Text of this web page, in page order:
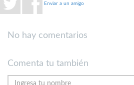
Enviar a un amigo
No hay comentarios
Comenta tu también